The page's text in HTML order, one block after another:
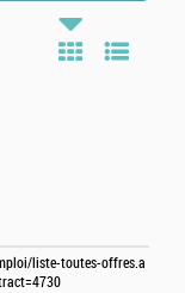
liste-toutes-offres.a